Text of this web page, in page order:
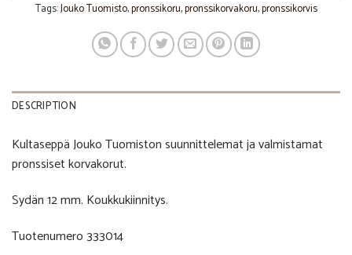
Tags:Jouko Tuomisto,pronssikoru,pronssikorvakoru,pronssikorvis
DESCRIPTION
Kultaseppä Jouko Tuomiston suunnittelemat ja valmistamat
pronssiset korvakorut.
Sydän 12 mm. Koukkukiinnitys.
Tuotenumero 333014